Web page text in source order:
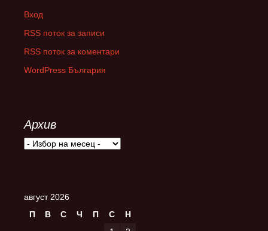
Вход
RSS поток за записи
RSS поток за коментари
WordPress България
Архив
Архив
август 2026
П
В С Ч П С
Н